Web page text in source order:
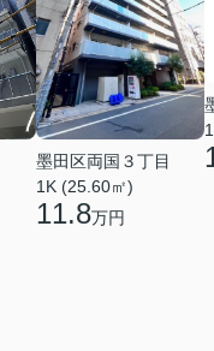
墨田区両国３丁目
1K (25.60㎡)
11.8万円